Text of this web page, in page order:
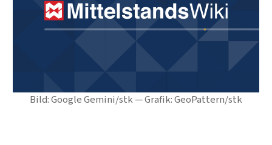
Bild: Google Gemini/stk — Grafik: GeoPattern/stk